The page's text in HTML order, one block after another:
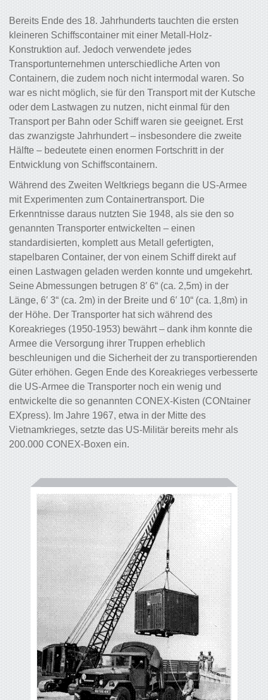
Bereits Ende des 18. Jahrhunderts tauchten die ersten
kleineren Schiffscontainer mit einer Metall-Holz-
Konstruktion auf. Jedoch verwendete jedes
Transportunternehmen unterschiedliche Arten von
Containern, die zudem noch nicht intermodal waren. So
war es nicht möglich, sie für den Transport mit der Kutsche
oder dem Lastwagen zu nutzen, nicht einmal für den
Transport per Bahn oder Schiff waren sie geeignet. Erst
das zwanzigste Jahrhundert – insbesondere die zweite
Hälfte – bedeutete einen enormen Fortschritt in der
Entwicklung von Schiffscontainern.
Während des Zweiten Weltkriegs begann die US-Armee
mit Experimenten zum Containertransport. Die
Erkenntnisse daraus nutzten Sie 1948, als sie den so
genannten Transporter entwickelten – einen
standardisierten, komplett aus Metall gefertigten,
stapelbaren Container, der von einem Schiff direkt auf
einen Lastwagen geladen werden konnte und umgekehrt.
Seine Abmessungen betrugen 8′ 6“ (ca. 2,5m) in der
Länge, 6′ 3“ (ca. 2m) in der Breite und 6′ 10“ (ca. 1,8m) in
der Höhe. Der Transporter hat sich während des
Koreakrieges (1950-1953) bewährt – dank ihm konnte die
Armee die Versorgung ihrer Truppen erheblich
beschleunigen und die Sicherheit der zu transportierenden
Güter erhöhen. Gegen Ende des Koreakrieges verbesserte
die US-Armee die Transporter noch ein wenig und
entwickelte die so genannten CONEX-Kisten (CONtainer
EXpress). Im Jahre 1967, etwa in der Mitte des
Vietnamkrieges, setzte das US-Militär bereits mehr als
200.000 CONEX-Boxen ein.